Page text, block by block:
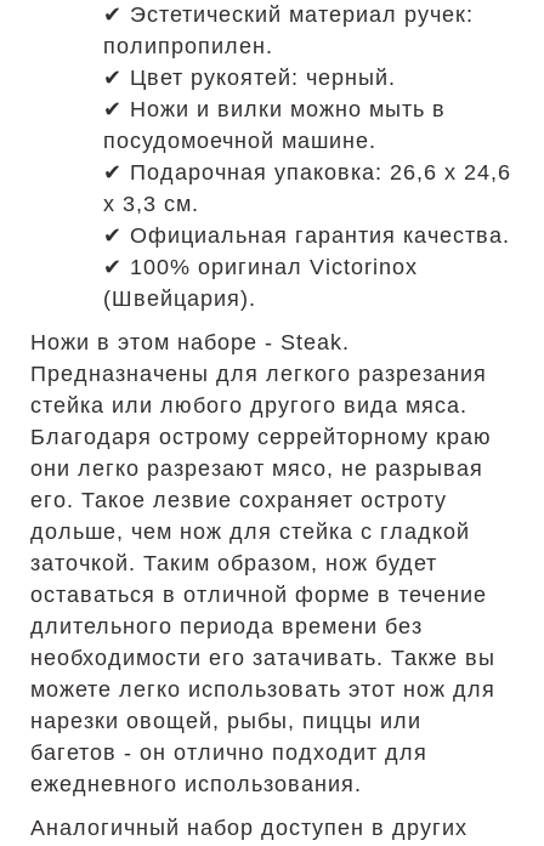
✔ Эстетический материал ручек:
полипропилен.
✔ Цвет рукоятей: черный.
✔ Ножи и вилки можно мыть в
посудомоечной машине.
✔ Подарочная упаковка: 26,6 х 24,6
х 3,3 см.
✔ Официальная гарантия качества.
✔ 100% оригинал Victorinox
(Швейцария).
Ножи в этом наборе - Steak.
Предназначены для легкого разрезания
стейка или любого другого вида мяса.
Благодаря острому серрейторному краю
они легко разрезают мясо, не разрывая
его. Такое лезвие сохраняет остроту
дольше, чем нож для стейка с гладкой
заточкой. Таким образом, нож будет
оставаться в отличной форме в течение
длительного периода времени без
необходимости его затачивать. Также вы
можете легко использовать этот нож для
нарезки овощей, рыбы, пиццы или
багетов - он отлично подходит для
ежедневного использования.
Аналогичный набор доступен в других